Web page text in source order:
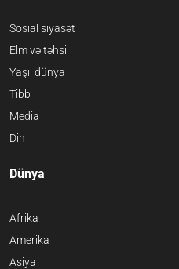
Sosial siyasət
Elm və təhsil
Yaşıl dünya
Tibb
Media
Din
Dünya
Afrika
Amerika
Asiya